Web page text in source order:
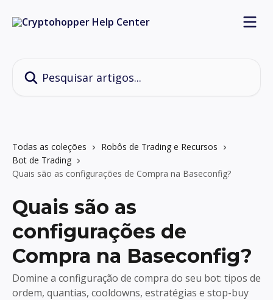
Todas as coleções
Robôs de Trading e Recursos
Bot de Trading
Quais são as configurações de Compra na Baseconfig?
Quais são as
configurações de
Compra na Baseconfig?
Domine a configuração de compra do seu bot: tipos de
ordem, quantias, cooldowns, estratégias e stop-buy